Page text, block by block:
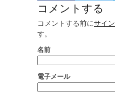
コメントする
コメントする前にサイ
す。
名前
電子メール